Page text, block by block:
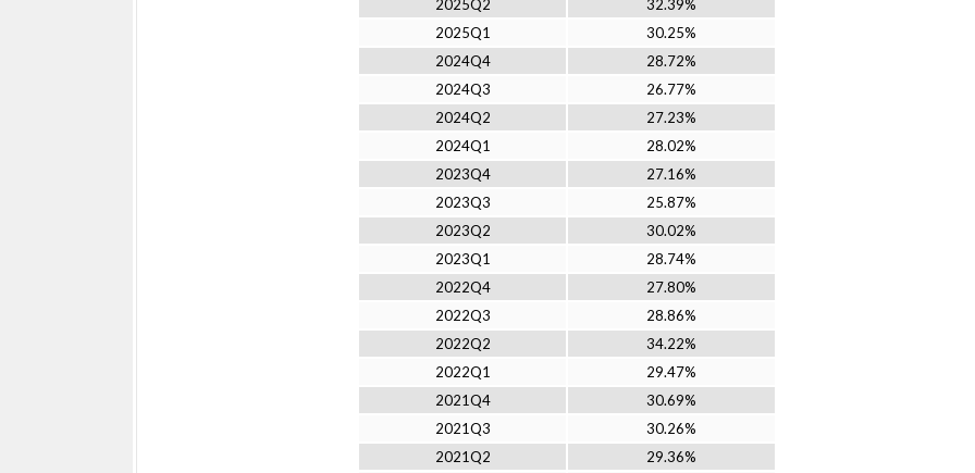
2025Q2
32.39%
2025Q1
30.25%
2024Q4
28.72%
2024Q3
26.77%
2024Q2
27.23%
2024Q1
28.02%
2023Q4
27.16%
2023Q3
25.87%
2023Q2
30.02%
2023Q1
28.74%
2022Q4
27.80%
2022Q3
28.86%
2022Q2
34.22%
2022Q1
29.47%
2021Q4
30.69%
2021Q3
30.26%
2021Q2
29.36%